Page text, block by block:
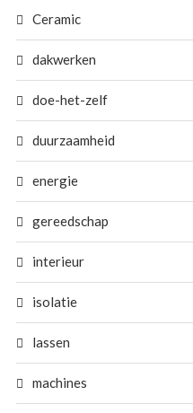
Polycarbonaat: Het materiaal dat jij
Ceramic
dakwerken
doe-het-zelf
duurzaamheid
energie
gereedschap
interieur
isolatie
lassen
machines